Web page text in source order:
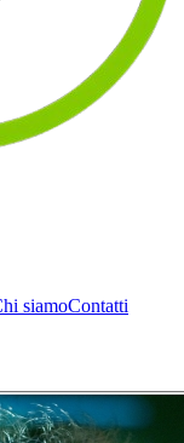
siamoContatti